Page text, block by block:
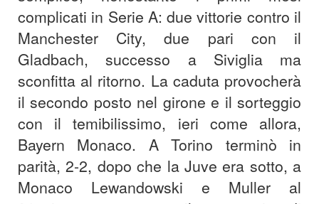
complicati in Serie A: due vittorie contro il
Manchester City, due pari con il
Gladbach, successo a Siviglia ma
sconfitta al ritorno. La caduta provocherà
il secondo posto nel girone e il sorteggio
con il temibilissimo, ieri come allora,
Bayern Monaco. A Torino terminò in
parità, 2-2, dopo che la Juve era sotto, a
Monaco Lewandowski e Muller al